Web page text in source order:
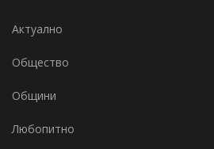
Актуално
Общество
Общини
Любопитно